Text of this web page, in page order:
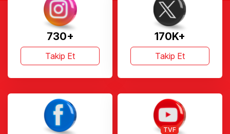
730+
Takip Et
170K+
Takip Et
TVF